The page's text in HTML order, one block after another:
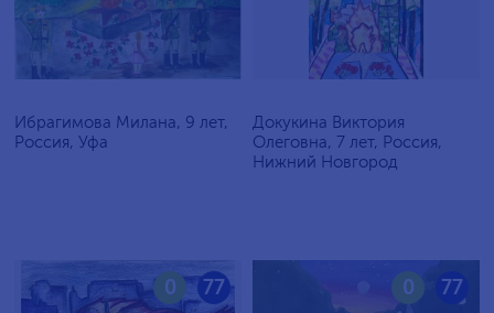
Ибрагимова Милана, 9 лет,
Россия, Уфа
Докукина Виктория
Олеговна, 7 лет, Россия,
Нижний Новгород
77
0 77
0